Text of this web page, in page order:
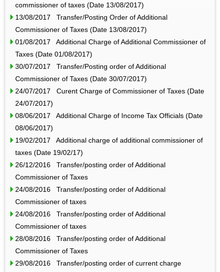
commissioner of taxes (Date 13/08/2017)
13/08/2017 Transfer/Posting Order of Additional
Commissioner of Taxes (Date 13/08/2017)
01/08/2017 Additional Charge of Additional Commissioner of
Taxes (Date 01/08/2017)
30/07/2017 Transfer/Posting order of Additional
Commissioner of Taxes (Date 30/07/2017)
24/07/2017 Curent Charge of Commissioner of Taxes (Date
24/07/2017)
08/06/2017 Additional Charge of Income Tax Officials (Date
08/06/2017)
19/02/2017 Additional charge of additional commissioner of
taxes (Date 19/02/17)
26/12/2016 Transfer/posting order of Additional
Commissioner of Taxes
24/08/2016 Transfer/posting order of Additional
Commissioner of taxes
24/08/2016 Transfer/posting order of Additional
Commissioner of taxes
28/08/2016 Transfer/posting order of Additional
Commissioner of Taxes
29/08/2016 Transfer/posting order of current charge